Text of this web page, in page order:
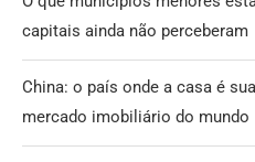
capitais ainda não perceberam
China: o país onde a casa é
mercado imobiliário do mundo